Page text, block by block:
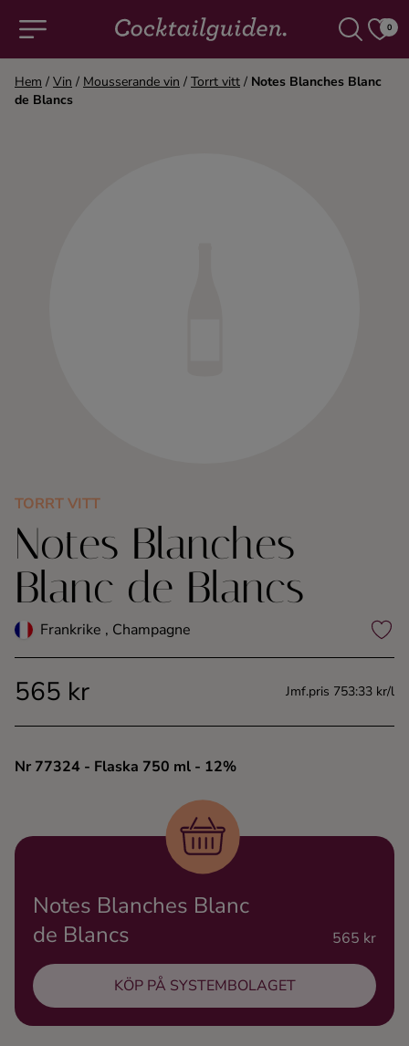
0
COCKTAILS & DRINKAR
Likör
Rom
Shots
Tequila
Ingredienser
Hem / Vin / Mousserande vin / Torrt vitt / Notes Blanches Blanc
de Blancs
TORRT VITT
Notes Blanches
Blanc de Blancs
Frankrike , Champagne
565 kr Jmf.pris 753:33 kr/l
Nr 77324 - Flaska 750 ml - 12%
Notes Blanches Blanc
de Blancs
565 kr
KÖP PÅ SYSTEMBOLAGET